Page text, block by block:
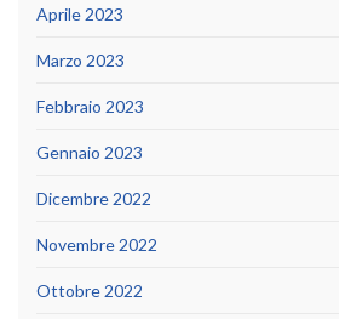
Aprile 2023
Marzo 2023
Febbraio 2023
Gennaio 2023
Dicembre 2022
Novembre 2022
Ottobre 2022